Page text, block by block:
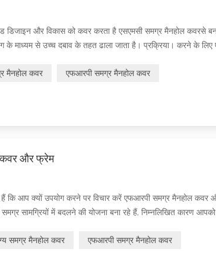
डिजाइन और विकास को कवर करता है एसएमसी समग्र मैनहोल कवरसे
के माध्यम से उच्च दबाव के तहत ढाला जाता है। प्रक्रिया। करने के लिए
मैनहोल कवर एफआरपी समग्र मैनहोल कवर
और फ्रेम
आप क्यों उपयोग करने पर विचार करें एफआरपी समग्र मैनहोल कवर
सामग्रियों में बदलने की योजना बना रहे हैं, निम्नलिखित कारण
समग्र मैनहोल कवर एफआरपी समग्र मैनहोल कवर